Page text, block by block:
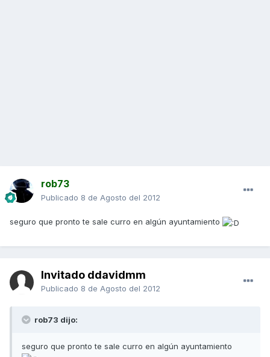
rob73
Publicado 8 de Agosto del 2012
seguro que pronto te sale curro en algún ayuntamiento
Invitado ddavidmm
Publicado 8 de Agosto del 2012
rob73 dijo:
seguro que pronto te sale curro en algún ayuntamiento